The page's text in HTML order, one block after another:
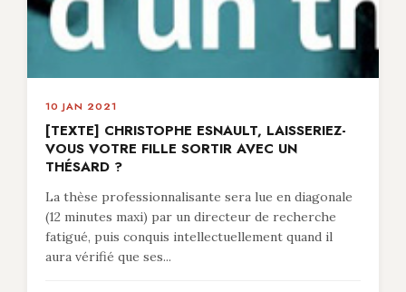
10 JAN 2021
[TEXTE] CHRISTOPHE ESNAULT, LAISSERIEZ-
VOUS VOTRE FILLE SORTIR AVEC UN
THÉSARD ?
La thèse professionnalisante sera lue en diagonale
(12 minutes maxi) par un directeur de recherche
fatigué, puis conquis intellectuellement quand il
aura vérifié que ses...